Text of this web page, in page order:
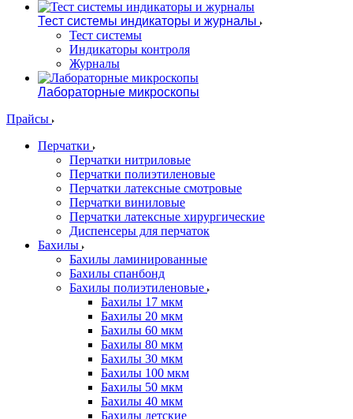
Тест системы индикаторы и журналы
Тест системы
Индикаторы контроля
Журналы
Лабораторные микроскопы
Прайсы
Перчатки
Перчатки нитриловые
Перчатки полиэтиленовые
Перчатки латексные смотровые
Перчатки виниловые
Перчатки латексные хирургические
Диспенсеры для перчаток
Бахилы
Бахилы ламинированные
Бахилы спанбонд
Бахилы полиэтиленовые
Бахилы 17 мкм
Бахилы 20 мкм
Бахилы 60 мкм
Бахилы 80 мкм
Бахилы 30 мкм
Бахилы 100 мкм
Бахилы 50 мкм
Бахилы 40 мкм
Бахилы детские